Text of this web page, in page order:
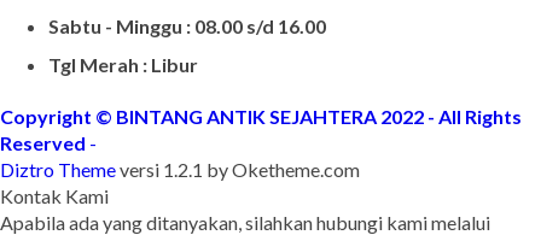
Sabtu - Minggu : 08.00 s/d 16.00
Tgl Merah : Libur
Copyright © BINTANG ANTIK SEJAHTERA 2022 - All Rights
Reserved -
Diztro Themeversi 1.2.1 by Oketheme.com
Kontak Kami
Apabila ada yang ditanyakan, silahkan hubungi kami melalui